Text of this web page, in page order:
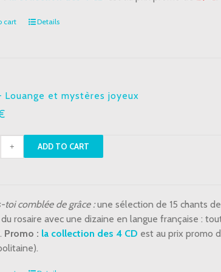
cart Details
Louange et mystères joyeux
ADD TO CART
toi comblée de grâce :une sélection de 15 chants
rosaire avec une dizaine en langue française :
Promo : la collection des 4 CD est au prix promo